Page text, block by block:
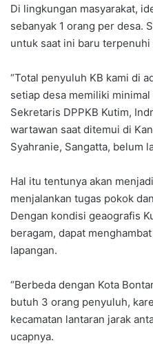
Di lingkungan masyarakat,
sebanyak 1 orang per desa.
untuk saat ini baru
“Total penyuluh KB kami di
setiap desa memiliki minimal
Sekretaris DPPKB Kutim,
wartawan saat ditemui di
Syahranie, Sangatta, belum
Hal itu tentunya akan
menjalankan tugas pokok
Dengan kondisi geaografis
beragam, dapat
lapangan.
“Berbeda dengan Kota
butuh 3 orang penyuluh,
kecamatan lantaran jarak
ucapnya.